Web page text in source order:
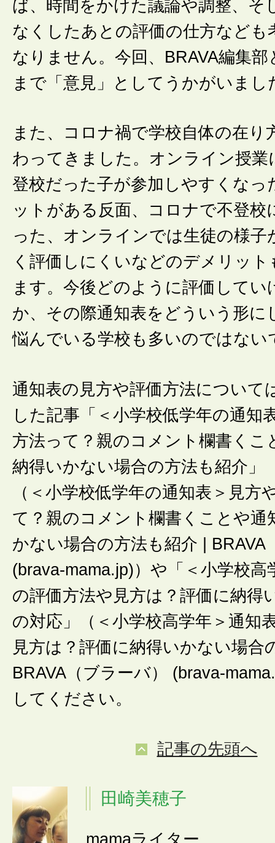
ば、時間をかけた議論や調整、そ
なくしたあとの評価の仕方なども
なりません。今回、BRAVA編集
まで「意見」としてうかがいまし
また、コロナ禍で学校自体の在り
わってきました。オンライン授業
登校だった子が参加しやすくなっ
ットがある反面、コロナで不登校
った、オンラインでは生徒の様子
く評価しにくいなどのデメリッ
ます。今後どのように評価してい
か、その際通知表をどういう形に
悩んでいる学校も多いのではない
通知表の見方や評価方法について
した記事「＜小学校低学年の通知
方法って？親のコメント欄書くこ
納得いかない場合の方法も紹介」
（＜小学校低学年の通知表＞見方
て？親のコメント欄書くことや通
かない場合の方法も紹介 | BRAVA
(brava-mama.jp)）や「＜小学校高
の評価方法や見方は？評価に納得
の対応」（＜小学校高学年＞通知
見方は？評価に納得いかない場合
BRAVA（ブラーバ） (brava-
してください。
記事の先頭へ
田崎美穂子